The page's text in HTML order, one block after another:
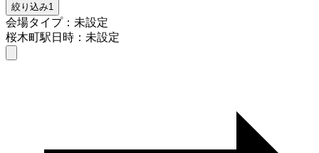
絞り込み1
会場タイプ：未設定
桜木町駅日時：未設定